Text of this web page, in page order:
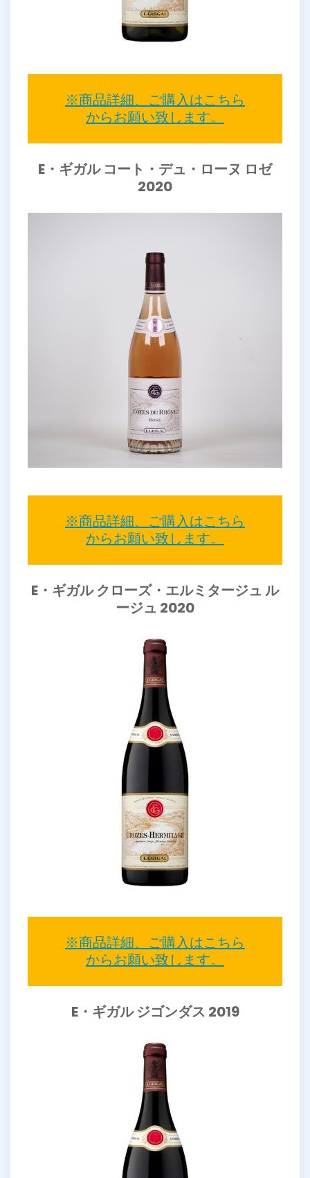
※商品詳細、ご購入はこちら
からお願い致します。
E・ギガル コート・デュ・ローヌ ロゼ
2020
※商品詳細、ご購入はこちら
からお願い致します。
E・ギガル クローズ・エルミタージュ ル
ージュ 2020
※商品詳細、ご購入はこちら
からお願い致します。
E・ギガル ジゴンダス 2019